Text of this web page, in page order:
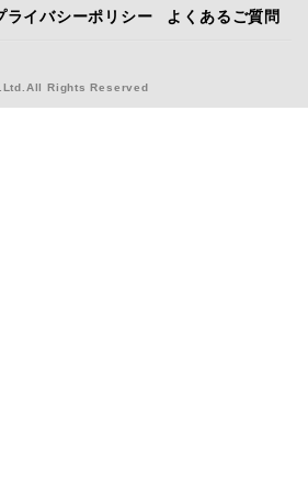
Rights Reserved
ライバシーポリシー よくあるご質問